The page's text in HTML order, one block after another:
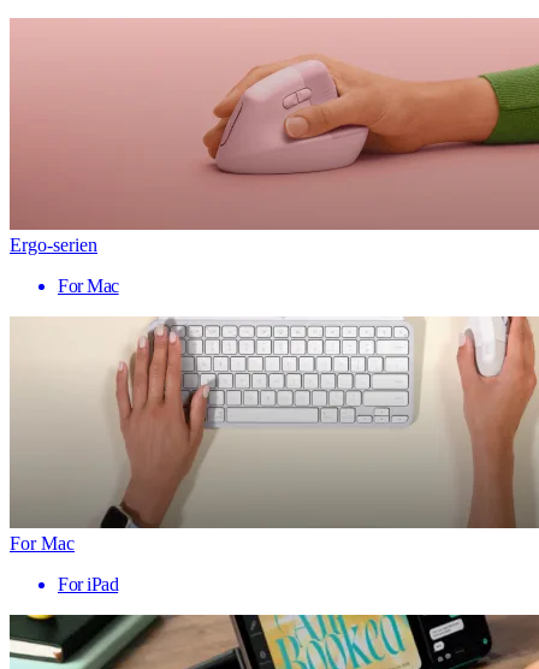
Ergo-serien
For Mac
For Mac
For iPad